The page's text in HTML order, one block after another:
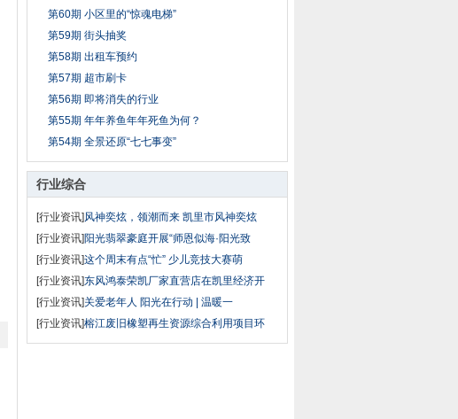
第60期 小区里的“惊魂电梯”
第59期 街头抽奖
第58期 出租车预约
第57期 超市刷卡
第56期 即将消失的行业
第55期 年年养鱼年年死鱼为何？
第54期 全景还原“七七事变”
行业综合
[行业资讯]风神奕炫，领潮而来 凯里市风神奕炫
[行业资讯]阳光翡翠豪庭开展“师恩似海·阳光致
[行业资讯]这个周末有点“忙” 少儿竞技大赛萌
[行业资讯]东风鸿泰荣凯厂家直营店在凯里经济开
[行业资讯]关爱老年人 阳光在行动 | 温暖一
[行业资讯]榕江废旧橡塑再生资源综合利用项目环